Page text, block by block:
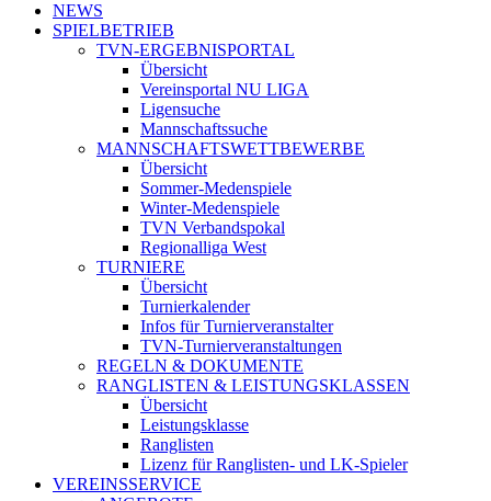
NEWS
SPIELBETRIEB
TVN-ERGEBNISPORTAL
Übersicht
Vereinsportal NU LIGA
Ligensuche
Mannschaftssuche
MANNSCHAFTSWETTBEWERBE
Übersicht
Sommer-Medenspiele
Winter-Medenspiele
TVN Verbandspokal
Regionalliga West
TURNIERE
Übersicht
Turnierkalender
Infos für Turnierveranstalter
TVN-Turnierveranstaltungen
REGELN & DOKUMENTE
RANGLISTEN & LEISTUNGSKLASSEN
Übersicht
Leistungsklasse
Ranglisten
Lizenz für Ranglisten- und LK-Spieler
VEREINSSERVICE